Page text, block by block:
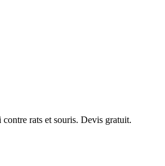
rats et souris. Devis gratuit.